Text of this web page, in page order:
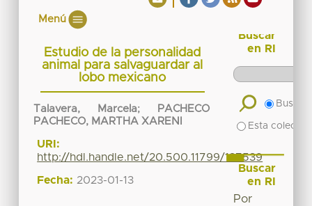
Menú
Estudio de la personalidad
animal para salvaguardar al
lobo mexicano
Talavera, Marcela;
PACHECO
PACHECO, MARTHA XARENI
URI:
http://hdl.handle.net/20.500.11799/137539
Fecha: 2023-01-13
Buscar
en RI
Buscar
Esta
Buscar
en RI
Por